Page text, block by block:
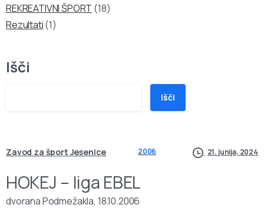
REKREATIVNI ŠPORT (18)
Rezultati(1)
Išči
Išči
Zavod za šport Jesenice 2006 21. junija, 2024
HOKEJ – liga EBEL
dvorana Podmežakla, 18.10.2006